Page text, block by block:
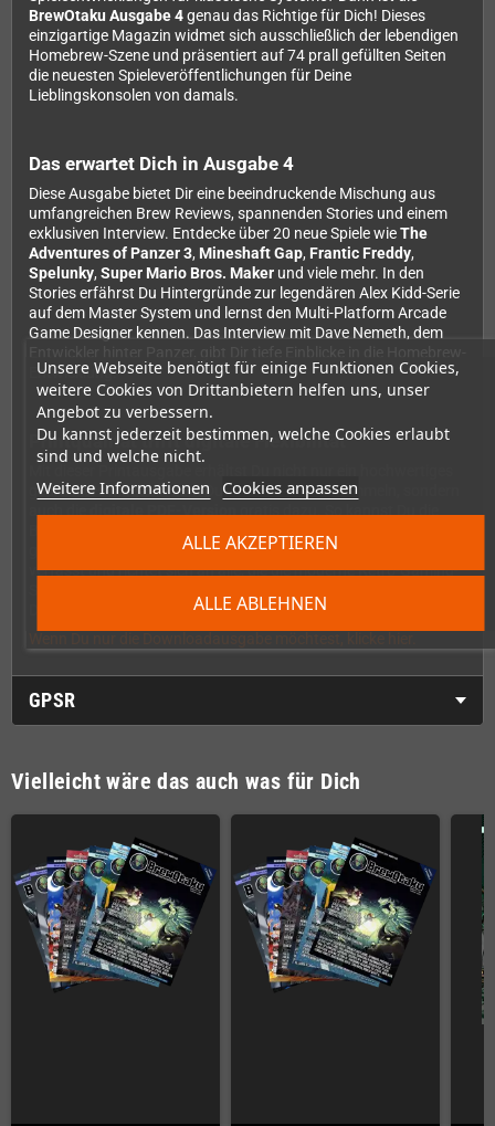
Unsere Webseite benötigt für einige Funktionen Cookies,
weitere Cookies von Drittanbietern helfen uns, unser
Angebot zu verbessern.
Du kannst jederzeit bestimmen, welche Cookies erlaubt
sind und welche nicht.
Weitere Informationen Cookies anpassen
ALLE ABLEHNEN
ALLE AKZEPTIEREN
BrewOtaku Ausgabe 4genau das Richtige für Dich! Dieses
einzigartige Magazin widmet sich ausschließlich der lebendigen
Homebrew-Szene und präsentiert auf 74 prall gefüllten Seiten
die neuesten Spieleveröffentlichungen für Deine
Lieblingskonsolen von damals.
Das erwartet Dich in Ausgabe 4
Diese Ausgabe bietet Dir eine beeindruckende Mischung aus
umfangreichen Brew Reviews, spannenden Stories und einem
exklusiven Interview. Entdecke über 20 neue Spiele wieThe
Adventures of Panzer 3, Mineshaft Gap, Frantic Freddy,
Spelunky, Super Mario Bros. Maker und viele mehr. In den
Stories erfährst Du Hintergründe zur legendären Alex Kidd-Serie
auf dem Master System und lernst den Multi-Platform Arcade
Game Designer kennen. Das Interview mit Dave Nemeth, dem
Entwicklung.
Printqualität trifft digitale Flexibilität
gedrucktes Magazin zum Durchblättern und Sammeln, sondern
auch diedigitale PDF-Versiongratis dazu. So kannst Du die
genießen. Das komplette Magazin ist in englischer Sprache
verfasst und richtet sich an alle, die die moderne Retro-Gaming-
https://www.brewotaku.com
GPSR
Vielleicht wäre das auch was für Dich